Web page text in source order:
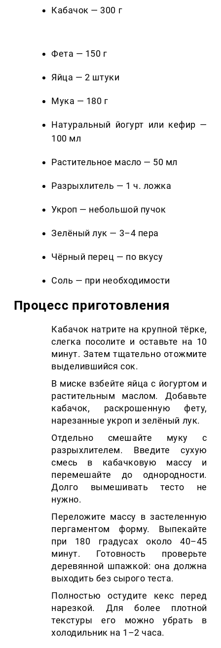
Кабачок — 300 г
Фета — 150 г
Яйца — 2 штуки
Мука — 180 г
Натуральный йогурт или кефир —
100 мл
Растительное масло — 50 мл
Разрыхлитель — 1 ч. ложка
Укроп — небольшой пучок
Зелёный лук — 3–4 пера
Чёрный перец — по вкусу
Соль — при необходимости
Процесс приготовления
Кабачок натрите на крупной тёрке,
слегка посолите и оставьте на 10
минут. Затем тщательно отожмите
выделившийся сок.
В миске взбейте яйца с йогуртом и
растительным маслом. Добавьте
кабачок, раскрошенную фету,
нарезанные укроп и зелёный лук.
Отдельно смешайте муку с
разрыхлителем. Введите сухую
смесь в кабачковую массу и
перемешайте до однородности.
Долго вымешивать тесто не
нужно.
Переложите массу в застеленную
пергаментом форму. Выпекайте
при 180 градусах около 40–45
минут. Готовность проверьте
деревянной шпажкой: она должна
выходить без сырого теста.
Полностью остудите кекс перед
нарезкой. Для более плотной
текстуры его можно убрать в
холодильник на 1–2 часа.